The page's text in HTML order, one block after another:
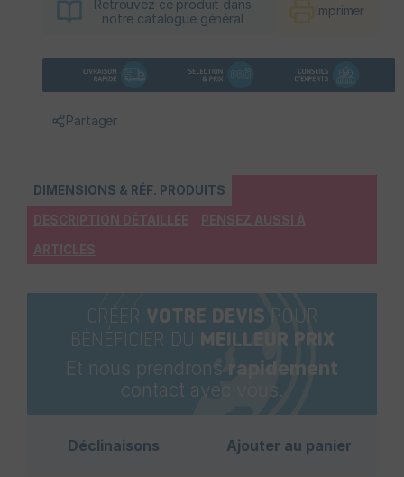
Retrouvez ce produit dans
notre catalogue général
Imprimer
Partager
DIMENSIONS & RÉF. PRODUITS
DESCRIPTION DÉTAILLÉE PENSEZ AUSSI À
ARTICLES
CRÉER VOTRE DEVIS POUR
BÉNÉFICIER DU MEILLEUR PRIX
Et nous prendrons rapidement
contact avec vous.
Déclinaisons Ajouter au panier